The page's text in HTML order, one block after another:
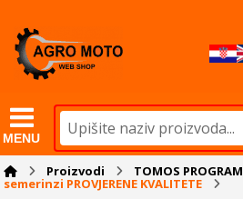
MENU
Proizvodi TOMOS PROGRAM
semerinzi PROVJERENE KVALITETE